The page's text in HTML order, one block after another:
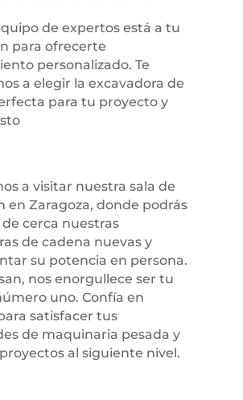
de expertos está a tu
para ofrecerte
personalizado. Te
a elegir la excavadora de
para tu proyecto y
a visitar nuestra sala de
en Zaragoza, donde podrás
cerca nuestras
de cadena nuevas y
su potencia en persona.
nos enorgullece ser tu
uno. Confía en
satisfacer tus
de maquinaria pesada y
al siguiente nivel.